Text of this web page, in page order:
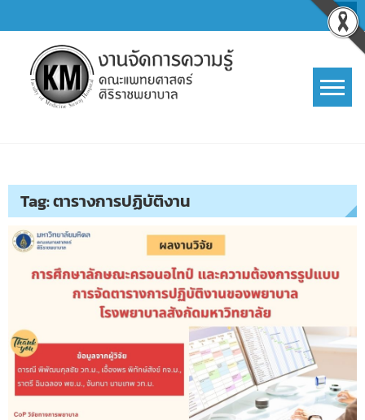
to
content
Tag:ตารางการปฏิบัติงาน